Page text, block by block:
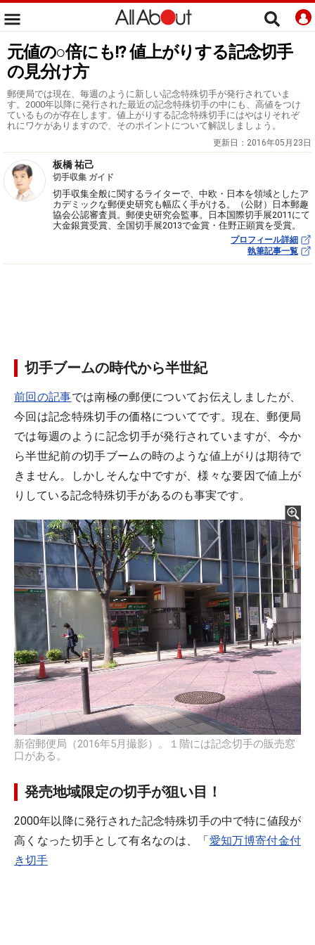
元値の○倍にも!? 値上がりする記念切手
の見分け方
郵便局では現在、毎週のように新しい記念特殊切手が発行されていま
す。2000年以降に発行された最近の記念特殊切手の中にも、高値をつけ
ているものが存在します。値上がりする記念特殊切手にはやはりそれぞ
れにワケがありますので、そのポイントについて解説しましょう。
更新日： 2016年05月23日
板橋 祐己
切手収集 ガイド
切手収集全般に関するライターで、中欧・日本を領域としたア
カデミックな郵便史研究も幅広く手がける。（公財）日本郵趣
協会公認審査員。郵便史研究会監事。日本国際切手展2011にて
大金銀賞受賞、全国切手展2013で金賞・住野正顕賞を受賞。
プロフィール詳細
執筆記事一覧
切手ブームの時代から半世紀
前回の記事では南極の郵便についてお伝えしましたが、
今回は記念特殊切手の価格についてです。現在、郵便局
では毎週のように記念切手が発行されていますが、今か
ら半世紀前の切手ブームの時のような値上がりは期待で
きません。しかしそんな中ですが、様々な要因で値上が
りしている記念特殊切手があるのも事実です。
新宿郵便局（2016年5月撮影）。１階には記念切手の販売窓
口がある。
発売地域限定の切手が狙い目！
2000年以降に発行された記念特殊切手の中で特に値段が
高くなった切手として有名なのは、「愛知万博寄付金付
き切手